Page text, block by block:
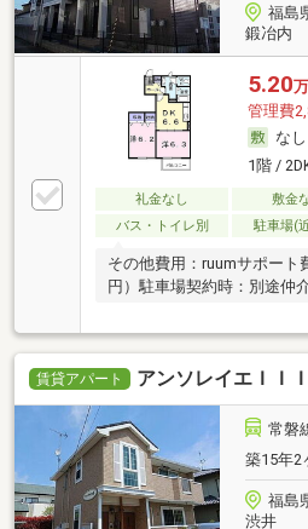
福島
鍛冶内
5.20
管理費
なし
1階 /
礼金なし 敷金
バス・トイレ別
駐車場(
その他費用：ruumサポート
円）駐車場契約時：別途仲
賃貸アパート アンソレイエＩＩＩ
常磐
築15年2
福島
渋井